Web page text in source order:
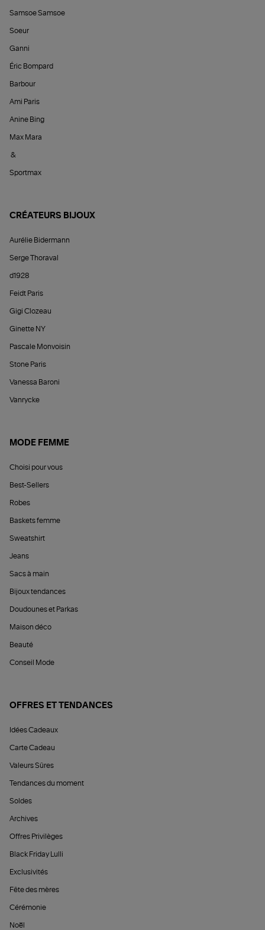
Samsoe Samsoe
Soeur
Ganni
Éric Bompard
Barbour
Ami Paris
Anine Bing
Max Mara
&
Sportmax
CRÉATEURS BIJOUX
Aurélie Bidermann
Serge Thoraval
d1928
Feidt Paris
Gigi Clozeau
Ginette NY
Pascale Monvoisin
Stone Paris
Vanessa Baroni
Vanrycke
MODE FEMME
Choisi pour vous
Best-Sellers
Robes
Baskets femme
Sweatshirt
Jeans
Sacs à main
Bijoux tendances
Doudounes et Parkas
Maison déco
Beauté
Conseil Mode
OFFRES ET TENDANCES
Idées Cadeaux
Carte Cadeau
Valeurs Sûres
Tendances du moment
Soldes
Archives
Offres Privilèges
Black Friday Lulli
Exclusivités
Fête des mères
Cérémonie
Noël